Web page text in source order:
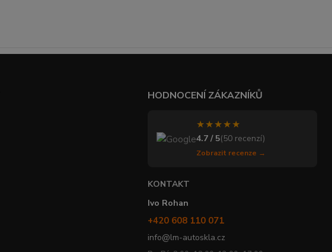
HODNOCENÍ ZÁKAZNÍKŮ
★★★★★
4.7 / 5(50 recenzí)
Zobrazit recenze →
KONTAKT
Ivo Rohan
+420 608 110 071
info@lm-autoskla.cz